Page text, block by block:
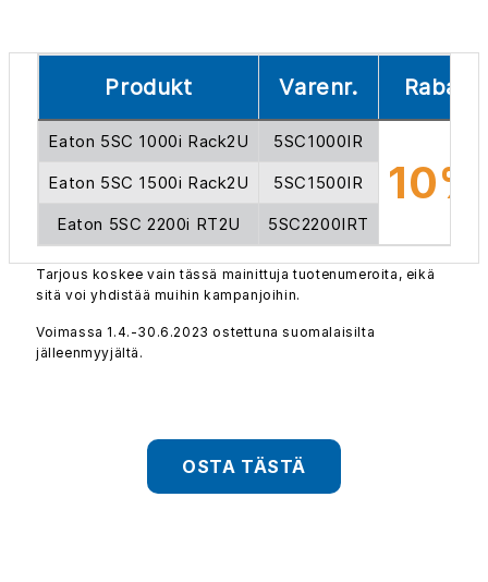
Produkt Varenr. Rabat
Eaton 5SC 1000i Rack2U 5SC1000IR
10%
Eaton 5SC 1500i Rack2U
5SC1500IR
Eaton 5SC 2200i RT2U
5SC2200IRT
Tarjous koskee vain tässä mainittuja tuotenumeroita, eikä
sitä voi yhdistää muihin kampanjoihin.
Voimassa 1.4.-30.6.2023 ostettuna suomalaisilta
jälleenmyyjältä.
OSTA TÄSTÄ